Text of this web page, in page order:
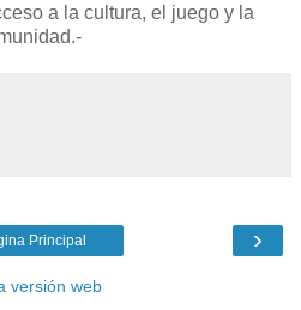
a la cultura, el juego y la
›
Principal
versión web